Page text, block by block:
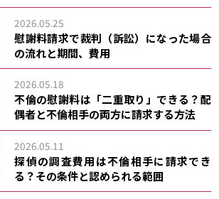
2026.05.25
慰謝料請求で裁判（訴訟）になった場合
の流れと期間、費用
2026.05.18
不倫の慰謝料は「二重取り」できる？配
偶者と不倫相手の両方に請求する方法
2026.05.11
探偵の調査費用は不倫相手に請求でき
る？その条件と認められる範囲